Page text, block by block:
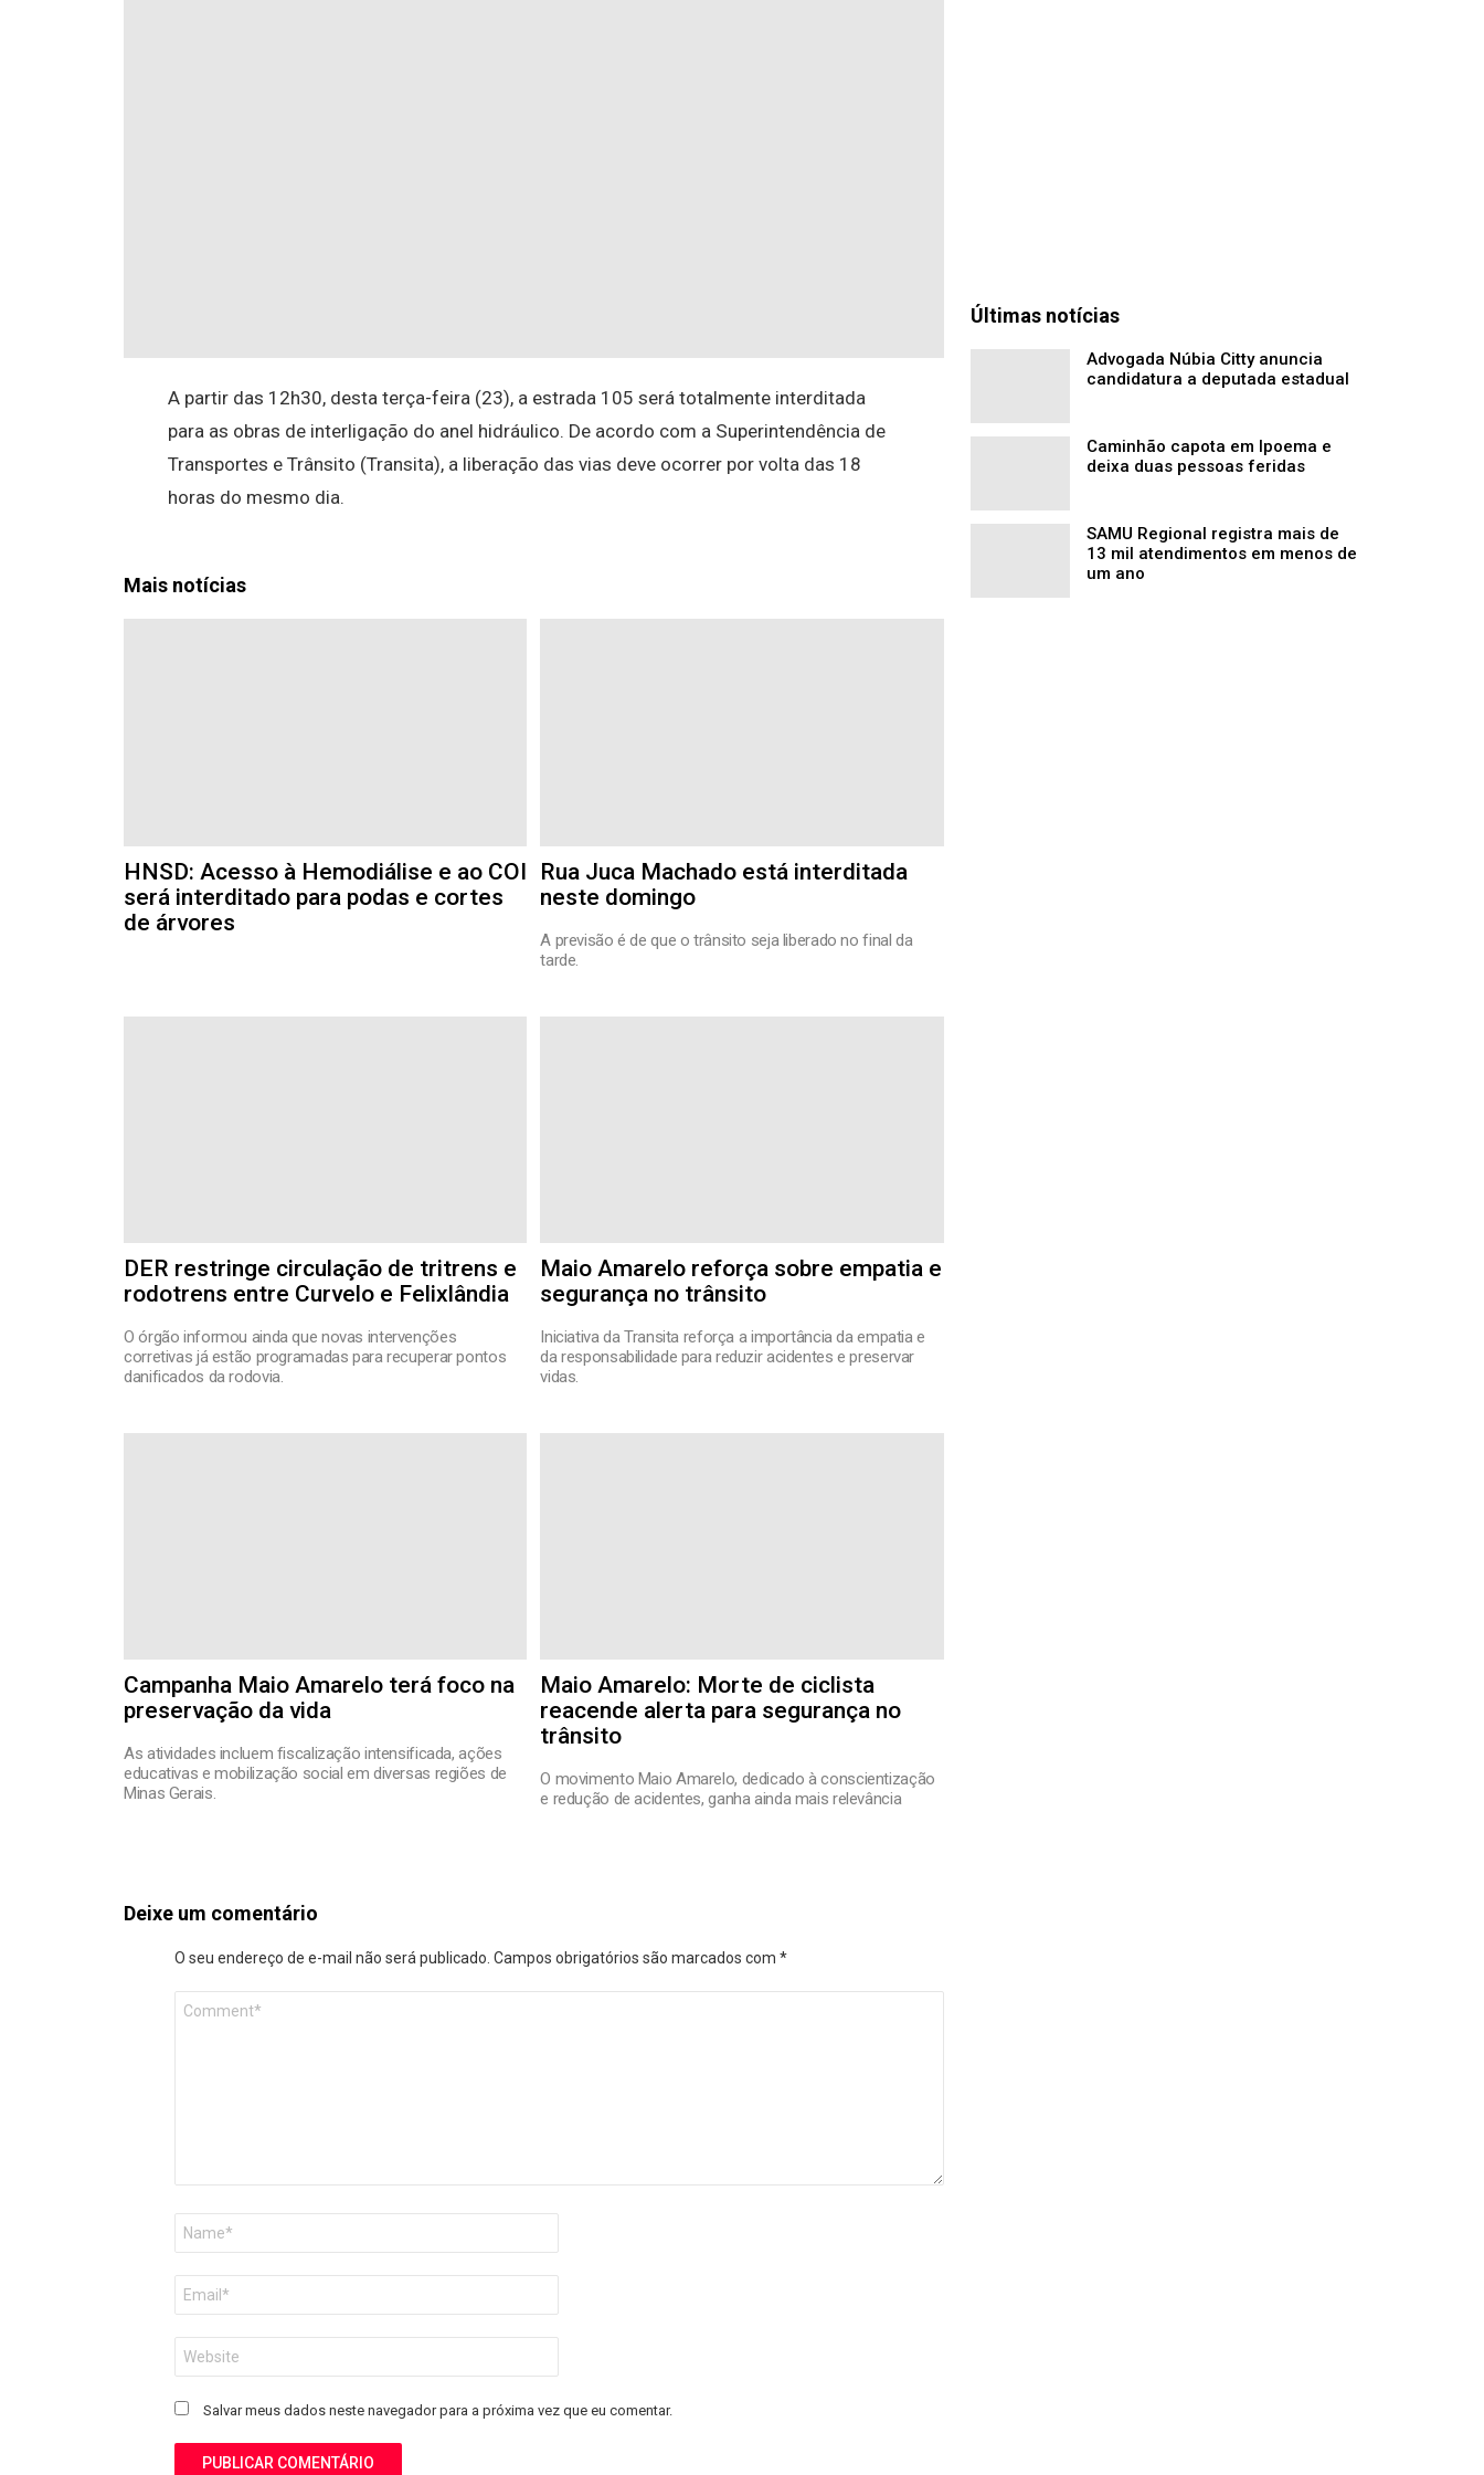
A partir das 12h30, desta terça-feira (23), a estrada 105 será totalmente interditada
para as obras de interligação do anel hidráulico. De acordo com a Superintendência de
Transportes e Trânsito (Transita), a liberação das vias deve ocorrer por volta das 18
horas do mesmo dia.
Mais notícias
HNSD: Acesso à Hemodiálise e ao COI
será interditado para podas e cortes
de árvores
Rua Juca Machado está interditada
neste domingo
A previsão é de que o trânsito seja liberado no final da
tarde.
DER restringe circulação de tritrens e
rodotrens entre Curvelo e Felixlândia
O órgão informou ainda que novas intervenções
corretivas já estão programadas para recuperar pontos
danificados da rodovia.
Maio Amarelo reforça sobre empatia e
segurança no trânsito
Iniciativa da Transita reforça a importância da empatia e
da responsabilidade para reduzir acidentes e preservar
vidas.
Campanha Maio Amarelo terá foco na
preservação da vida
As atividades incluem fiscalização intensificada, ações
educativas e mobilização social em diversas regiões de
Minas Gerais.
Maio Amarelo: Morte de ciclista
reacende alerta para segurança no
trânsito
O movimento Maio Amarelo, dedicado à conscientização
e redução de acidentes, ganha ainda mais relevância
Deixe um comentário
O seu endereço de e-mail não será publicado. Campos obrigatórios são marcados com *
mail
*
Salvar meus dados neste navegador para a próxima vez que eu comentar.
Últimas notícias
Advogada Núbia Citty anuncia
candidatura a deputada estadual
Caminhão capota em Ipoema e
deixa duas pessoas feridas
SAMU Regional registra mais de
13 mil atendimentos em menos de
um ano